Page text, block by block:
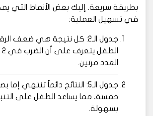
بطريقة سريعة. إليك بعض الأنماط التي
في تسهيل العملية:
جدول الـ2: كل نتيجة هي ضعف
العدد مرتين.
جدول الـ5: النتائج دائماً تنتهي
خمسة، مما يساعد الطفل على
بسهولة.